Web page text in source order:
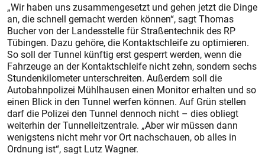
„Wir haben uns zusammengesetzt und gehen jetzt die Dinge
an, die schnell gemacht werden können“, sagt Thomas
Bucher von der Landesstelle für Straßentechnik des RP
Tübingen. Dazu gehöre, die Kontaktschleife zu optimieren.
So soll der Tunnel künftig erst gesperrt werden, wenn die
Fahrzeuge an der Kontaktschleife nicht zehn, sondern sechs
Stundenkilometer unterschreiten. Außerdem soll die
Autobahnpolizei Mühlhausen einen Monitor erhalten und so
einen Blick in den Tunnel werfen können. Auf Grün stellen
darf die Polizei den Tunnel dennoch nicht – dies obliegt
weiterhin der Tunnelleitzentrale. „Aber wir müssen dann
wenigstens nicht mehr vor Ort nachschauen, ob alles in
Ordnung ist“, sagt Lutz Wagner.